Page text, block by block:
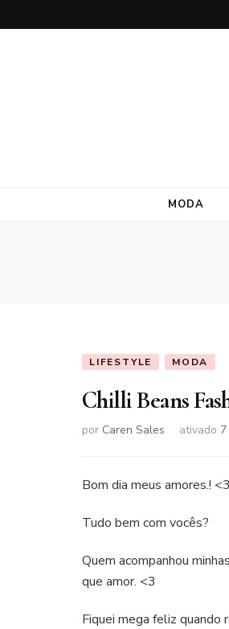
MODA
LIFESTYLE MODA
Chilli Beans
por Caren Sales ativado
Bom dia meus amores.! <3
Tudo bem com vocês?
Quem acompanhou
que amor. <3
Fiquei mega feliz quando